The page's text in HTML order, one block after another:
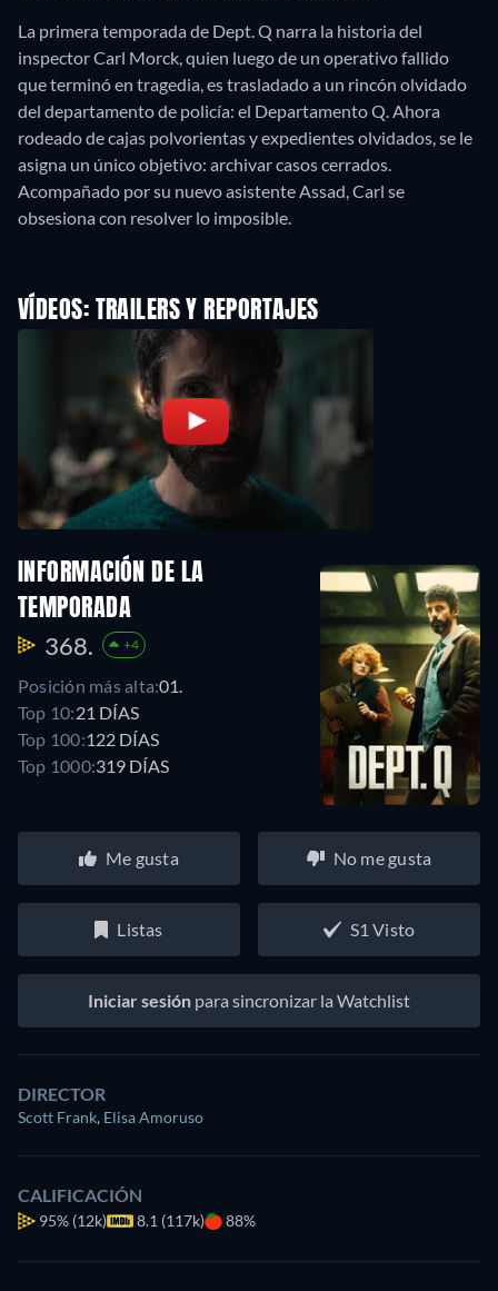
La primera temporada de Dept. Q narra la historia del
inspector Carl Morck, quien luego de un operativo fallido
que terminó en tragedia, es trasladado a un rincón olvidado
del departamento de policía: el Departamento Q. Ahora
rodeado de cajas polvorientas y expedientes olvidados, se le
asigna un único objetivo: archivar casos cerrados.
Acompañado por su nuevo asistente Assad, Carl se
obsesiona con resolver lo imposible.
VÍDEOS: TRAILERS Y REPORTAJES
INFORMACIÓN DE LA
TEMPORADA
368. +4
Posición más alta:01.
Top 10:21 DÍAS
Top 100:122 DÍAS
Top 1000:319 DÍAS
Me gusta No me gusta
Listas S1 Visto
Iniciar sesión para sincronizar la Watchlist
DIRECTOR
Scott Frank, Elisa Amoruso
CALIFICACIÓN
95% (12k) 8.1 (117k) 88%